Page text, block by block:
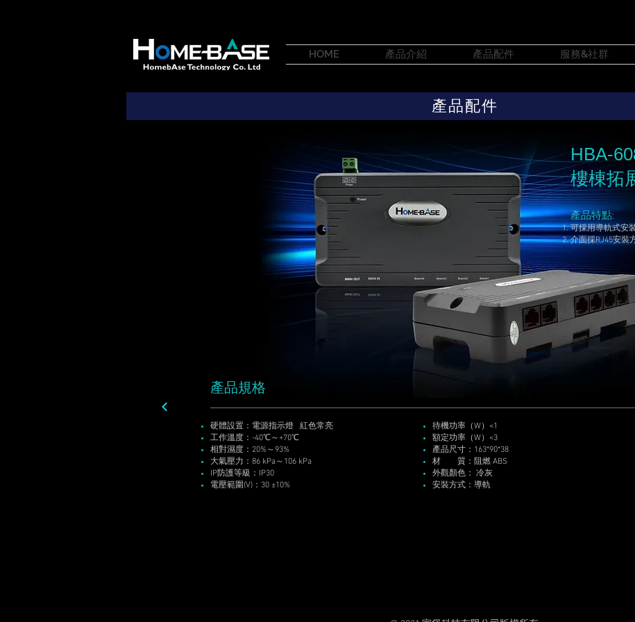
HOME 產品介紹 產品配件 服務&社群
產品配件
HBA-
樓棟拓
產品特點:
可採用導軌式安
介面採RJ45安裝
待機功率（W）<1
額定功率（W）<3
產品尺寸：163*90*38
材 質：阻燃 ABS
外觀顏色： 冷灰
安裝方式：導軌
產品規格
硬體設置：電源指示燈 紅色常亮
工作溫度：-40℃～+70℃
相對濕度：20%～93%
大氣壓力：86 kPa～106 kPa
IP防護等級：IP30
電壓範圍(V)：30 ±10%